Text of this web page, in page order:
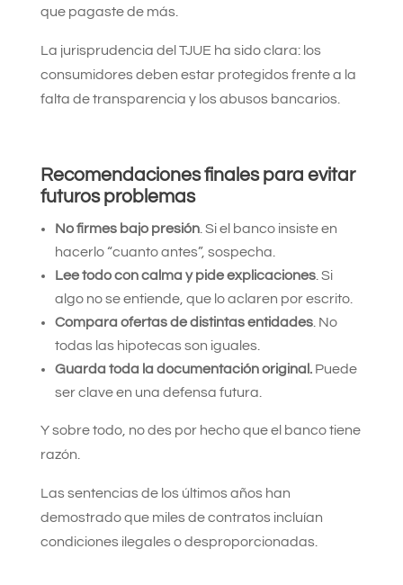
que pagaste de más.
La jurisprudencia del TJUE ha sido clara: los
consumidores deben estar protegidos frente a la
falta de transparencia y los abusos bancarios.
Recomendaciones finales para evitar
futuros problemas
No firmes bajo presión. Si el banco insiste en
hacerlo “cuanto antes”, sospecha.
Lee todo con calma y pide explicaciones. Si
algo no se entiende, que lo aclaren por escrito.
Compara ofertas de distintas entidades. No
todas las hipotecas son iguales.
Guarda toda la documentación original.Puede
ser clave en una defensa futura.
Y sobre todo, no des por hecho que el banco tiene
razón.
Las sentencias de los últimos años han
demostrado que miles de contratos incluían
condiciones ilegales o desproporcionadas.